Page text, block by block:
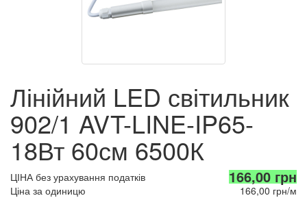
Лінійний LED світильник
902/1 AVT-LINE-IP65-
18Вт 60см 6500К
ЦІНА без урахування податків 166,00 грн
Ціна за одиницю
166,00 грн/м